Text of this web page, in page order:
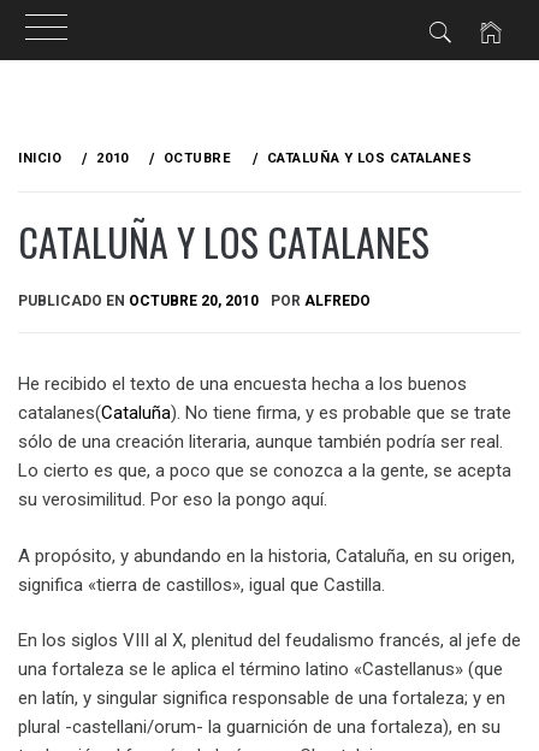
INICIO 2010 OCTUBRE CATALUÑA Y LOS CATALANES
CATALUÑA Y LOS CATALANES
PUBLICADO EN OCTUBRE 20, 2010 POR ALFREDO
He recibido el texto de una encuesta hecha a los buenos
catalanes(Cataluña). No tiene firma, y es probable que se trate
sólo de una creación literaria, aunque también podría ser real.
Lo cierto es que, a poco que se conozca a la gente, se acepta
su verosimilitud. Por eso la pongo aquí.
A propósito, y abundando en la historia, Cataluña, en su origen,
significa «tierra de castillos», igual que Castilla.
En los siglos VIII al X, plenitud del feudalismo francés, al jefe de
una fortaleza se le aplica el término latino «Castellanus» (que
en latín, y singular significa responsable de una fortaleza; y en
plural -castellani/orum- la guarnición de una fortaleza), en su